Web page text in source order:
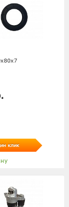
40х80х7
клик